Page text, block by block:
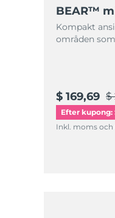
BEAR™
Kompakt
områden
$ 169,69 $
Efter kupong:
Inkl. moms och
All acne
All
Serum
For
issa™
18% PAP
Kosmetika
Handla allt